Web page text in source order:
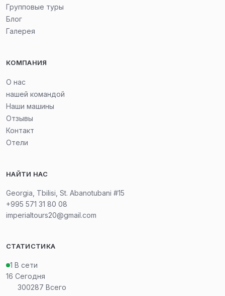
Групповые туры
Блог
Галерея
КОМПАНИЯ
О нас
нашей командой
Наши машины
Отзывы
Контакт
Отели
НАЙТИ НАС
Georgia, Tbilisi, St. Abanotubani #15
+995 571 31 80 08
imperialtours20@gmail.com
СТАТИСТИКА
1 В сети
16 Сегодня
300287 Всего